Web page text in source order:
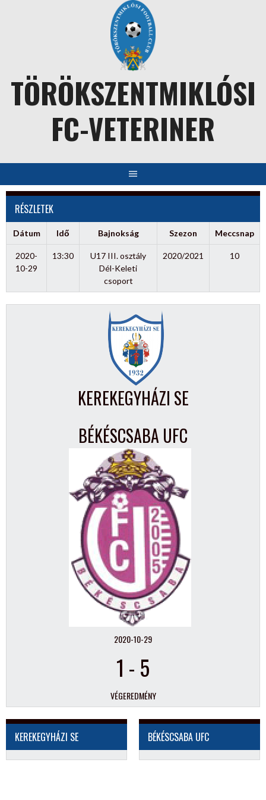
TÖRÖKSZENTMIKLÓSI
FC-VETERINER
RÉSZLETEK
Dátum Idő Bajnokság Szezon Meccsnap
2020-
10-29
13:30
U17 III. osztály
Dél-Keleti
csoport
2020/2021 10
KEREKEGYHÁZI SE
BÉKÉSCSABA UFC
2020-10-29
1 - 5
VÉGEREDMÉNY
KEREKEGYHÁZI SE BÉKÉSCSABA UFC